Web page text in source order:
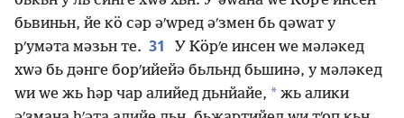
бьвиньн, йе кӧ сәр әʹԝред әʹзмен бь ԛәԝат у
рʹумәта мәзьн те. 31
У Кӧрʹе инсен ԝе мәләкед
хԝә бь дәнге борʹийейә бьльнд бьшинә, у мәләкед
ԝи ԝе жь һәр чар алийед дьнйайе, * жь алики